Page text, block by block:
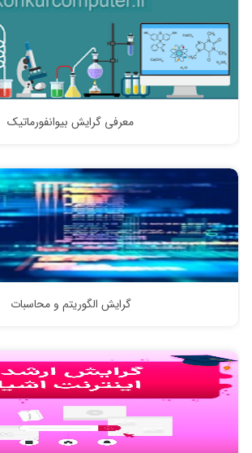
معرفی گرایش بیوانفورماتیک
گرایش الگوریتم و محاسبات